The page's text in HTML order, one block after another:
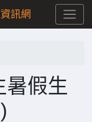
訊網
暑假生